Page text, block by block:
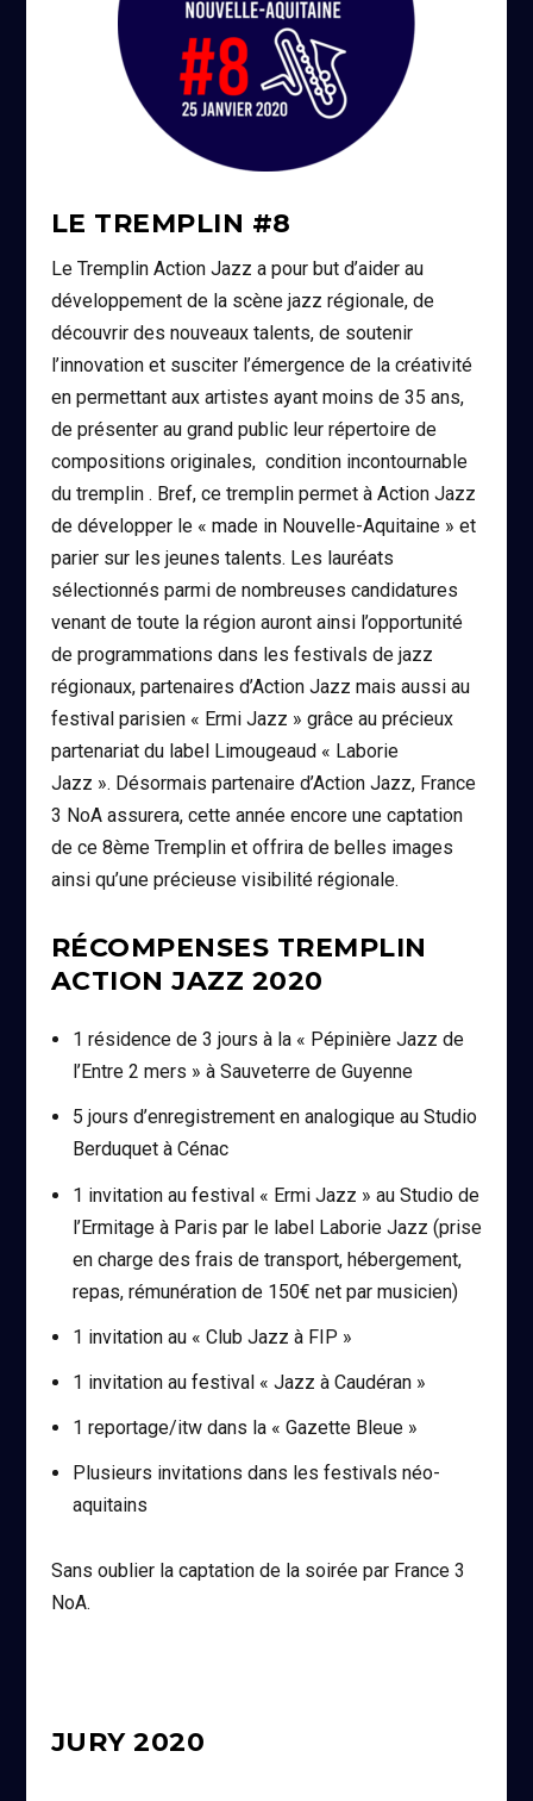
LE TREMPLIN #8
Le Tremplin Action Jazz a pour but d’aider au
développement de la scène jazz régionale, de
découvrir des nouveaux talents, de soutenir
l’innovation et susciter l’émergence de la créativité
en permettant aux artistes ayant moins de 35 ans,
de présenter au grand public leur répertoire de
compositions originales, condition incontournable
du tremplin . Bref, ce tremplin permet à Action Jazz
de développer le « made in Nouvelle-Aquitaine » et
parier sur les jeunes talents. Les lauréats
sélectionnés parmi de nombreuses candidatures
venant de toute la région auront ainsi l’opportunité
de programmations dans les festivals de jazz
régionaux, partenaires d’Action Jazz mais aussi au
festival parisien « Ermi Jazz » grâce au précieux
partenariat du label Limougeaud « Laborie
Jazz ». Désormais partenaire d’Action Jazz, France
3 NoA assurera, cette année encore une captation
de ce 8ème Tremplin et offrira de belles images
ainsi qu’une précieuse visibilité régionale.
RÉCOMPENSES TREMPLIN
ACTION JAZZ 2020
1 résidence de 3 jours à la « Pépinière Jazz de
l’Entre 2 mers » à Sauveterre de Guyenne
5 jours d’enregistrement en analogique au Studio
Berduquet à Cénac
1 invitation au festival « Ermi Jazz » au Studio de
l’Ermitage à Paris par le label Laborie Jazz (prise
en charge des frais de transport, hébergement,
repas, rémunération de 150€ net par musicien)
1 invitation au « Club Jazz à FIP »
1 invitation au festival « Jazz à Caudéran »
1 reportage/itw dans la « Gazette Bleue »
Plusieurs invitations dans les festivals néo-
aquitains
Sans oublier la captation de la soirée par France 3
NoA.
JURY 2020